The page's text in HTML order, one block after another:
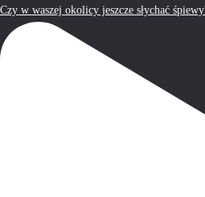
Czy w waszej okolicy jeszcze słychać